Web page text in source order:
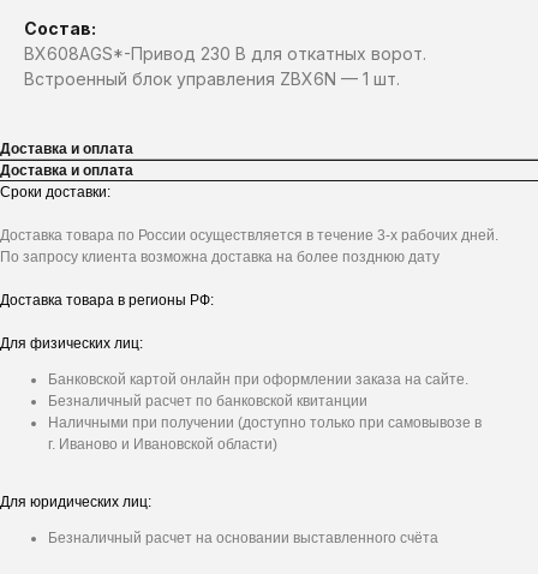
Состав:
BX608AGS*-Привод 230 В для откатных ворот.
Встроенный блок управления ZBX6N — 1 шт.
Доставка и оплата
Доставка и оплата
Сроки доставки:
Доставка товара по России осуществляется в течение 3-х рабочих дней.
По запросу клиента возможна доставка на более позднюю дату
Доставка товара в регионы РФ:
Для физических лиц:
Банковской картой онлайн при оформлении заказа на сайте.
Безналичный расчет по банковской квитанции
Наличными при получении (доступно только при самовывозе в
г. Иваново и Ивановской области)
Для юридических лиц:
Безналичный расчет на основании выставленного счёта